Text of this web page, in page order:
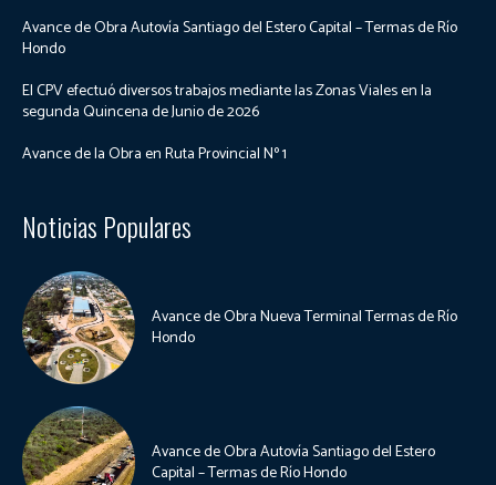
Avance de Obra Autovía Santiago del Estero Capital – Termas de Río
Hondo
El CPV efectuó diversos trabajos mediante las Zonas Viales en la
segunda Quincena de Junio de 2026
Avance de la Obra en Ruta Provincial Nº 1
Noticias Populares
Avance de Obra Nueva Terminal Termas de Río
Hondo
Avance de Obra Autovía Santiago del Estero
Capital – Termas de Río Hondo